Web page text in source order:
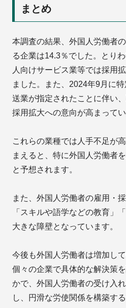
まとめ
本調査の結果、外国人労働者
る企業は14.3％でした。とり
人向けサービス業等では採用
ました。また、2024年9月に
送業が指定されたことに伴い
採用拡大への意向が高まってい
これらの業種では人手不足が
まえると、特に外国人労働者
と予想されます。
また、外国人労働者の雇用・
「スキルや語学などの教育」
大きな障壁となっています。
今後も外国人労働者は増加し
個々の企業で具体的な解決策
かで、外国人労働者の受け入
し、円滑な労使関係を構築す